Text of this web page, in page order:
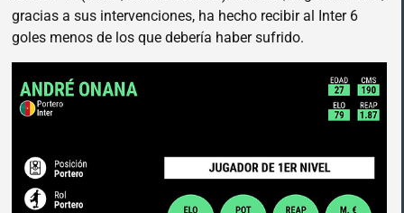
gracias a sus intervenciones, ha hecho recibir al Inter 6
goles menos de los que debería haber sufrido.